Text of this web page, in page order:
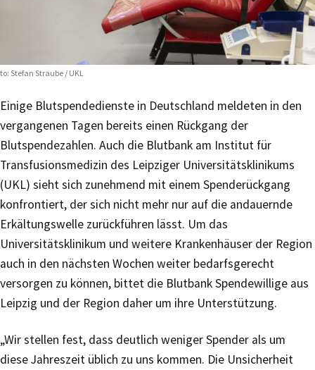
Stefan Straube / UKL
Einige Blutspendedienste in Deutschland meldeten in den
vergangenen Tagen bereits einen Rückgang der
Blutspendezahlen. Auch die Blutbank am Institut für
Transfusionsmedizin des Leipziger Universitätsklinikums
(UKL) sieht sich zunehmend mit einem Spenderückgang
konfrontiert, der sich nicht mehr nur auf die andauernde
Erkältungswelle zurückführen lässt. Um das
Universitätsklinikum und weitere Krankenhäuser der Region
auch in den nächsten Wochen weiter bedarfsgerecht
versorgen zu können, bittet die Blutbank Spendewillige aus
Leipzig und der Region daher um ihre Unterstützung.
„Wir stellen fest, dass deutlich weniger Spender als um
diese Jahreszeit üblich zu uns kommen. Die Unsicherheit